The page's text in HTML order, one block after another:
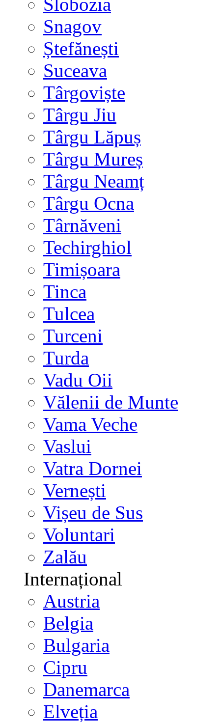
Snagov
Ștefănești
Suceava
Târgoviște
Târgu Jiu
Târgu Lăpuș
Târgu Mureș
Târgu Neamț
Târgu Ocna
Târnăveni
Techirghiol
Timișoara
Tinca
Tulcea
Turceni
Turda
Vadu Oii
Vălenii de Munte
Vama Veche
Vaslui
Vatra Dornei
Vernești
Vișeu de Sus
Voluntari
Zalău
Internațional
Austria
Belgia
Bulgaria
Cipru
Danemarca
Elveția